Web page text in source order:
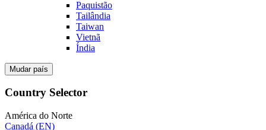
Paquistão
Tailândia
Taiwan
Vietnã
Índia
Mudar país
Country Selector
América do Norte
Canadá (EN)